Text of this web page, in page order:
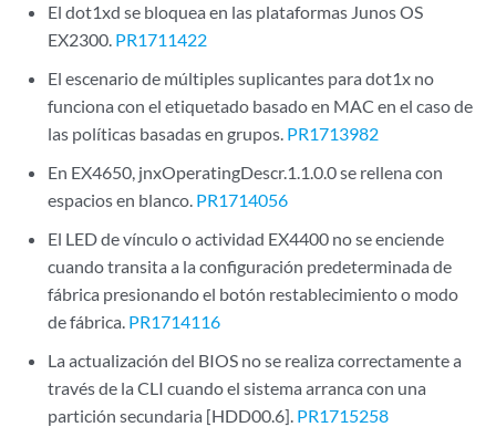
El dot1xd se bloquea en las plataformas Junos OS
EX2300. PR1711422
El escenario de múltiples suplicantes para dot1x no
funciona con el etiquetado basado en MAC en el caso de
las políticas basadas en grupos. PR1713982
En EX4650, jnxOperatingDescr.1.1.0.0 se rellena con
espacios en blanco. PR1714056
El LED de vínculo o actividad EX4400 no se enciende
cuando transita a la configuración predeterminada de
fábrica presionando el botón restablecimiento o modo
de fábrica. PR1714116
La actualización del BIOS no se realiza correctamente a
través de la CLI cuando el sistema arranca con una
partición secundaria [HDD00.6]. PR1715258